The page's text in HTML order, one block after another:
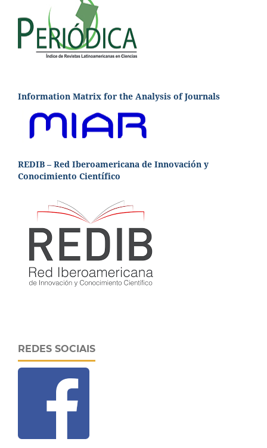
Information Matrix for the Analysis of Journals
REDIB – Red Iberoamericana de Innovación y
Conocimiento Científico
REDES SOCIAIS